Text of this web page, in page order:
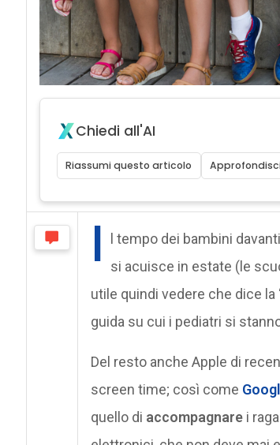
Chiedi all'AI
Riassumi questo articolo
I
l tempo dei bambini
si acuisce in estate (le
utile quindi vedere che dice la
guida su cui i pediatri si
Del resto anche Apple di
screen time; così come
quello di accompagnarei